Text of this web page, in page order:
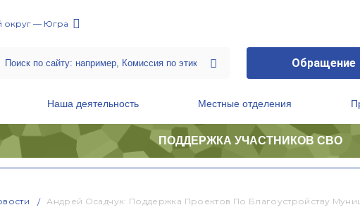
округ — Югра
Обращение
Наша деятельность Местные отделения
ПОДДЕРЖКА УЧАСТНИКОВ СВО
Андрей Осадчук: Поддержка Проектов По Благоустройству